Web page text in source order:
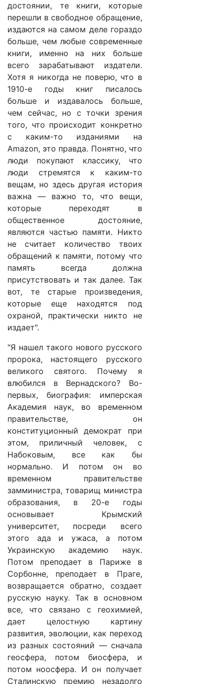
достоянии, те книги, которые
перешли в свободное обращение,
издаются на самом деле гораздо
больше, чем любые современные
книги, именно на них больше
всего зарабатывают издатели.
Хотя я никогда не поверю, что в
1910-е годы книг писалось
больше и издавалось больше,
чем сейчас, но с точки зрения
того, что происходит конкретно
с каким-то изданиями на
Amazon, это правда. Понятно, что
люди покупают классику, что
люди стремятся к каким-то
вещам, но здесь другая история
важна — важно то, что вещи,
которые переходят в
общественное достояние,
являются частью памяти. Никто
не считает количество твоих
обращений к памяти, потому что
память всегда должна
присутствовать и так далее. Так
вот, те старые произведения,
которые еще находятся под
охраной, практически никто не
издает".
"Я нашел такого нового русского
пророка, настоящего русского
великого святого. Почему я
влюбился в Вернадского? Во-
первых, биография: имперская
Академия наук, во временном
правительстве, он
конституционный демократ при
этом, приличный человек, с
Набоковым, все как бы
нормально. И потом он во
временном правительстве
замминистра, товарищ министра
образования, в 20-е годы
основывает Крымский
университет, посреди всего
этого ада и ужаса, а потом
Украинскую академию наук.
Потом преподает в Париже в
Сорбонне, преподает в Праге,
возвращается обратно, создает
русскую науку. Так в основном
все, что связано с геохимией,
дает целостную картину
развития, эволюции, как переход
из разных состояний — сначала
геосфера, потом биосфера, и
потом ноосфера. И он получает
Сталинскую премию незадолго